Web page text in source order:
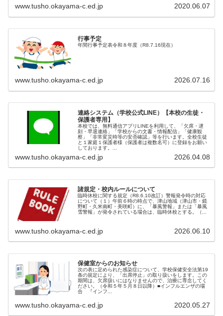
www.tusho.okayama-c.ed.jp 2020.06.07
行事予定
年間行事予定表令和８年度（R8.7.16現在）
www.tusho.okayama-c.ed.jp 2026.07.16
連絡システム（学校公式LINE）【本校の生徒・
保護者専用】
本校では、無料通信アプリLINEを利用して、「欠席・遅
刻・早退連絡」「学校からの文書・情報配信」「健康観
察」「非常変災時等の安否確認」等を行います。全校生徒
と１家庭１保護者様（保護者は複数名可）に登録をお願い
しております。...
www.tusho.okayama-c.ed.jp 2026.04.08
諸規定・校内ルールについて
臨時休校に関する規定（R8.6.10改訂）警報発令時の対応
について（１）午前６時の時点で、津山地域（津山市・鏡
野町・久米南町・美咲町）に、「暴風警報」または「暴風
雪警報」が発令されている場合は、臨時休校とする。（...
www.tusho.okayama-c.ed.jp 2026.06.10
保健室からのお知らせ
次の表に定められた感染症について、学校保健安全法第19
条の規定により、「出席停止」の取り扱いをします。この
期間は、欠席扱いにはなりませんので、治療に専念してく
ださい。（令和５年５月８日以降）■インフルエンザの場
合 『インフ...
www.tusho.okayama-c.ed.jp 2020.05.27